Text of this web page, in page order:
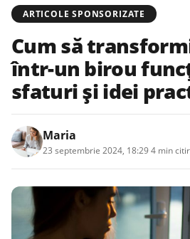
ARTICOLE SPONSORIZATE
Cum să
într-un birou
sfaturi și idei
Maria
23 septembrie 2024, 18:294 min